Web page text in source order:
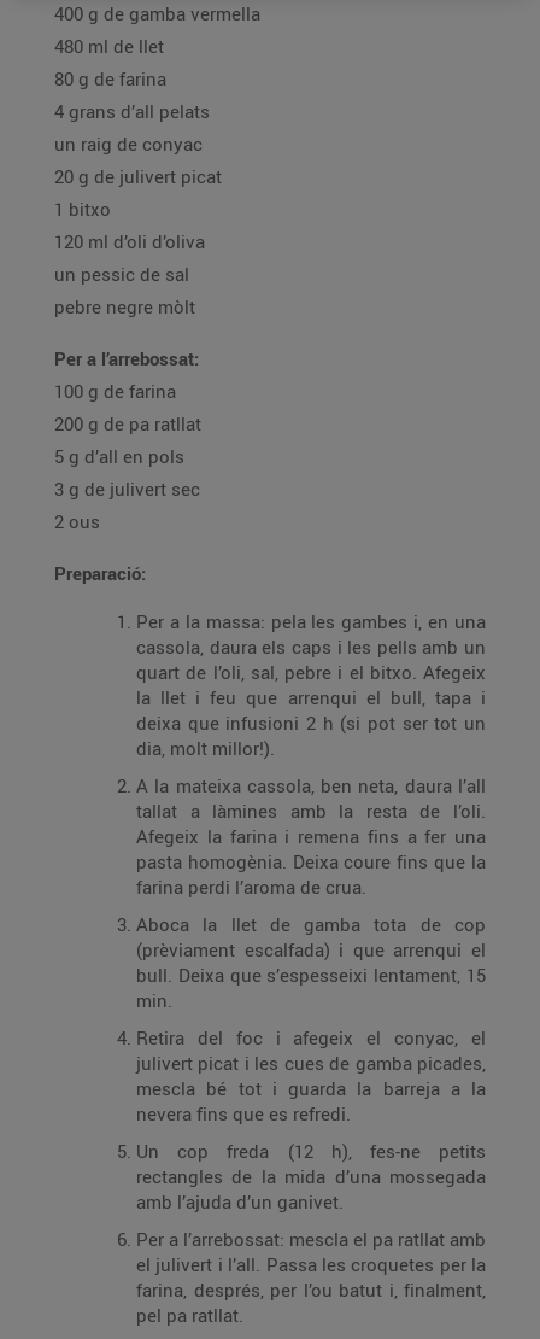
400 g de gamba vermella
480 ml de llet
80 g de farina
4 grans d’all pelats
un raig de conyac
20 g de julivert picat
1 bitxo
120 ml d’oli d’oliva
un pessic de sal
pebre negre mòlt
Per a l’arrebossat:
100 g de farina
200 g de pa ratllat
5 g d’all en pols
3 g de julivert sec
2 ous
Preparació:
Per a la massa: pela les gambes i, en una
cassola, daura els caps i les pells amb un
quart de l’oli, sal, pebre i el bitxo. Afegeix
la llet i feu que arrenqui el bull, tapa i
deixa que infusioni 2 h (si pot ser tot un
dia, molt millor!).
A la mateixa cassola, ben neta, daura l’all
tallat a làmines amb la resta de l’oli.
Afegeix la farina i remena fins a fer una
pasta homogènia. Deixa coure fins que la
farina perdi l’aroma de crua.
Aboca la llet de gamba tota de cop
(prèviament escalfada) i que arrenqui el
bull. Deixa que s’espesseixi lentament, 15
min.
Retira del foc i afegeix el conyac, el
julivert picat i les cues de gamba picades,
mescla bé tot i guarda la barreja a la
nevera fins que es refredi.
Un cop freda (12 h), fes-ne petits
rectangles de la mida d’una mossegada
amb l’ajuda d’un ganivet.
Per a l’arrebossat: mescla el pa ratllat amb
el julivert i l’all. Passa les croquetes per la
farina, després, per l’ou batut i, finalment,
pel pa ratllat.